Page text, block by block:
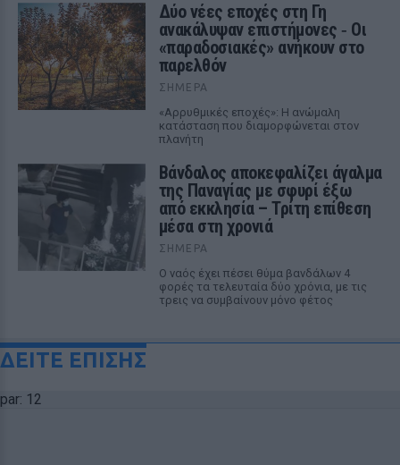
Δύο νέες εποχές στη Γη
ανακάλυψαν επιστήμονες ‑ Oι
«παραδοσιακές» ανήκουν στο
παρελθόν
ΣΉΜΕΡΑ
«Αρρυθμικές εποχές»: Η ανώμαλη
κατάσταση που διαμορφώνεται στον
πλανήτη
Βάνδαλος αποκεφαλίζει άγαλμα
της Παναγίας με σφυρί έξω
από εκκλησία – Τρίτη επίθεση
μέσα στη χρονιά
ΣΉΜΕΡΑ
Ο ναός έχει πέσει θύμα βανδάλων 4
φορές τα τελευταία δύο χρόνια, με τις
τρεις να συμβαίνουν μόνο φέτος
ΔΕΙΤΕ ΕΠΙΣΗΣ
par: 12